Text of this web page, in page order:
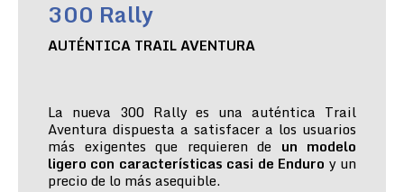
300 Rally
AUTÉNTICA TRAIL AVENTURA
La nueva 300 Rally es una auténtica Trail
Aventura dispuesta a satisfacer a los usuarios
más exigentes que requieren de un modelo
ligero con características casi de Enduro y un
precio de lo más asequible.